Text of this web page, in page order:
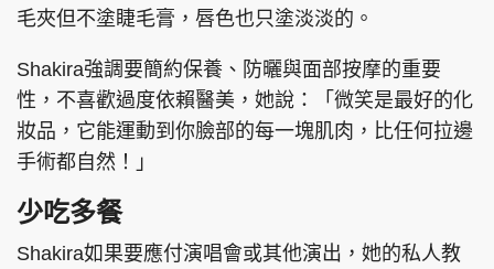
Copyright © 東周網 版權所有 . 不得轉載
©Eastweek.com.hk. All rights reserved.
毛夾但不塗睫毛膏，唇色也只塗淡淡的。
Shakira強調要簡約保養、防曬與面部按摩的重要
性，不喜歡過度依賴醫美，她說：「微笑是最好的化
妝品，它能運動到你臉部的每一塊肌肉，比任何拉邊
手術都自然！」
少吃多餐
Shakira如果要應付演唱會或其他演出，她的私人教